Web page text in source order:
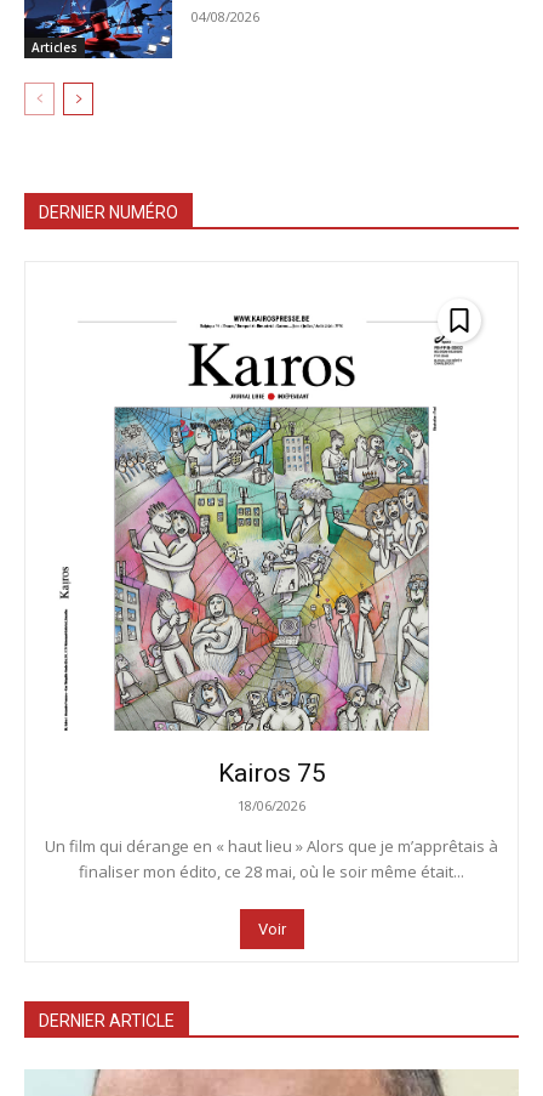
Articles
04/08/2026
DERNIER NUMÉRO
Kairos 75
18/06/2026
Un film qui dérange en « haut lieu » Alors que je m’apprêtais à
finaliser mon édito, ce 28 mai, où le soir même était...
Voir
DERNIER ARTICLE